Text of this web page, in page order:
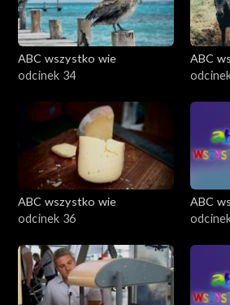
ABC wszystko wie
odcinek 34
ABC
ABC wszystko wie
odcinek 36
ABC